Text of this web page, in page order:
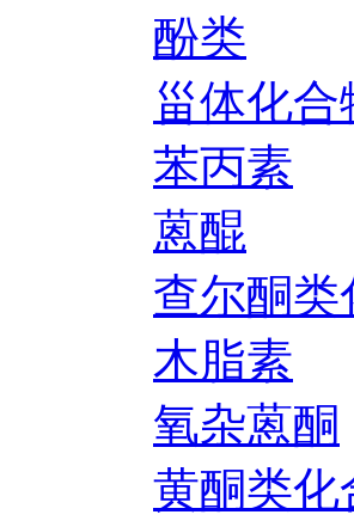
酚类
甾体化合
苯丙素
蒽醌
查尔酮类
木脂素
氧杂蒽酮
黄酮类化